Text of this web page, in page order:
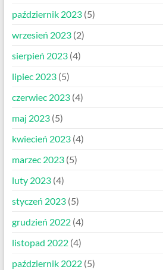
październik 2023(5)
wrzesień 2023(2)
sierpień 2023(4)
lipiec 2023(5)
czerwiec 2023(4)
maj 2023(5)
kwiecień 2023(4)
marzec 2023(5)
luty 2023(4)
styczeń 2023(5)
grudzień 2022(4)
listopad 2022(4)
październik 2022(5)